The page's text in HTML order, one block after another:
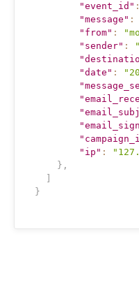
"event_id" :
"message" :
"from" :
"sender" :
"date" :
"ip" :
} ,
}